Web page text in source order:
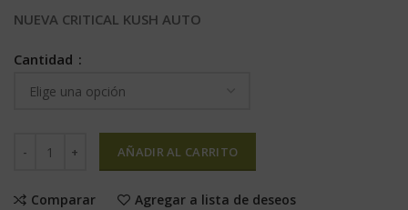
NUEVA CRITICAL KUSH AUTO
Cantidad
AÑADIR AL CARRITO
Comparar Agregar a lista de deseos